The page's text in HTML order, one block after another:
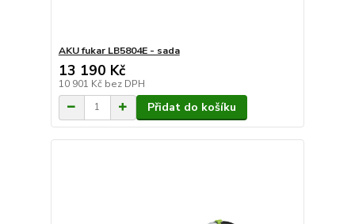
AKU fukar LB5804E - sada
13 190 Kč
10 901 Kč bez DPH
Přidat do košíku